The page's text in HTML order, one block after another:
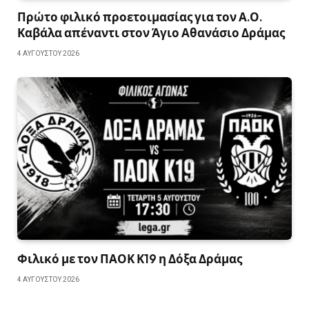
Πρώτο φιλικό προετοιμασίας για τον Α.Ο.
Καβάλα απέναντι στον Άγιο Αθανάσιο Δράμας
4 ΑΥΓΟΎΣΤΟΥ 2026
Φιλικό με τον ΠΑΟΚ Κ19 η Δόξα Δράμας
4 ΑΥΓΟΎΣΤΟΥ 2026